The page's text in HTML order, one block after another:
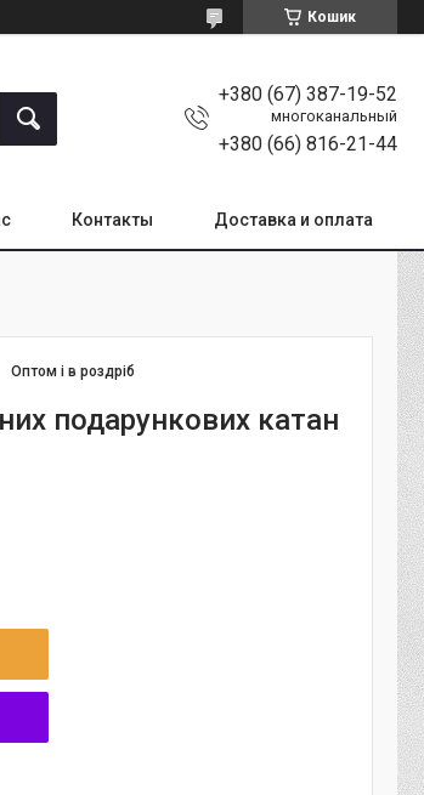
Кошик
+380 (67) 387-19-52
многоканальный
+380 (66) 816-21-44
Контакты Доставка и оплата
Оптом і в роздріб
подарункових катан